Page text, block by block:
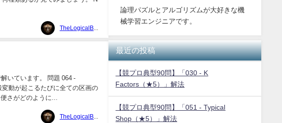
いています。 問題 064 -
動が起こるたびに全ての区画の
さがどのように...
論理パズルとアルゴリズムが大好きな機
械学習エンジニアです。
最近の投稿
【競プロ典型90問】「030 - K
Factors（★5）」解法
【競プロ典型90問】「051 - Typical
Shop（★5）」解法